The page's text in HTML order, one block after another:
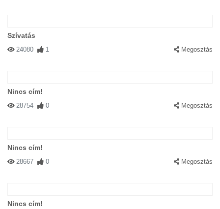
Szívatás
24080 1 Megosztás
Nincs cím!
28754 0 Megosztás
Nincs cím!
28667 0 Megosztás
Nincs cím!